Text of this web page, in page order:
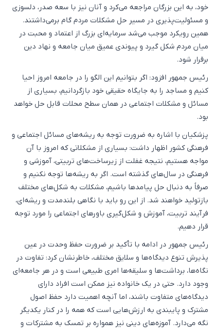
خود، به این بزرگان مراجعه می‌کرد و آنان نیز با سعه صدر، دلسوزی
و مسئولیت‌پذیری در مسیر حل مشکلات مردم گام برمی‌داشتند.
همین رویکرد موجب می‌شد سرمایه‌ای بزرگ از اعتماد و محبت در
میان مردم شکل گیرد و پیوندی عمیق میان جامعه و نهاد دین
برقرار شود.
رئیس جمهور افزود: اگر بتوانیم این الگو را در جامعه امروز احیا
کنیم و مساجد را به جایگاه حقیقی خود بازگردانیم، بسیاری از
مسائل و مشکلات اجتماعی در همان سطح محلات قابل حل خواهد
بود.
پزشکیان با اشاره به ضرورت توجه به ریشه‌های مسائل اجتماعی و
فرهنگی کشور اظهار داشت: بسیاری از مشکلاتی که امروز با آن
مواجه هستیم، نتیجه غفلت از زیرساخت‌های تربیتی، آموزشی و
فرهنگی در سال‌های گذشته است. اگر به ریشه‌ها توجه نکنیم و
صرفاً به دنبال حل پیامدها باشیم، مشکلات به شکل‌های مختلف
بازتولید خواهند شد. از این رو باید با نگاهی بلندمدت و ریشه‌ای،
فرآیند تربیت، آموزش و شکل‌گیری باورهای اجتماعی را مورد توجه
قرار دهیم.
رئیس جمهور در ادامه با تأکید بر ضرورت حفظ وحدت در عین
پذیرش تنوع دیدگاه‌ها و سلایق مختلف، خاطرنشان کرد: تفاوت در
نگاه‌ها، برداشت‌ها و سلیقه‌ها امری طبیعی است و در هر جامعه‌ای
وجود دارد. حتی در یک خانواده نیز ممکن است افراد دارای
دیدگاه‌های متفاوت باشند، اما آنچه اهمیت دارد حفظ اصول
مشترک و پایبندی به ارزش‌هایی است که همه را در کنار یکدیگر
نگه می‌دارد. آموزه‌های دینی نیز همواره بر تمسک به مشترکات و